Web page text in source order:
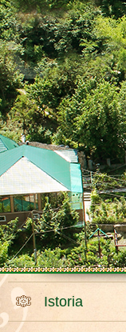
Istoria